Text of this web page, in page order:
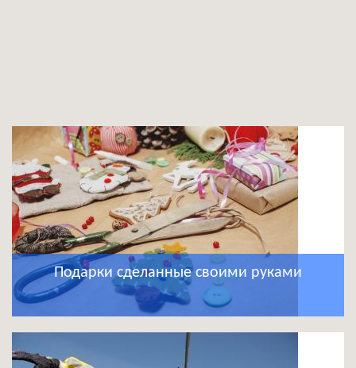
Подарки сделанные своими руками